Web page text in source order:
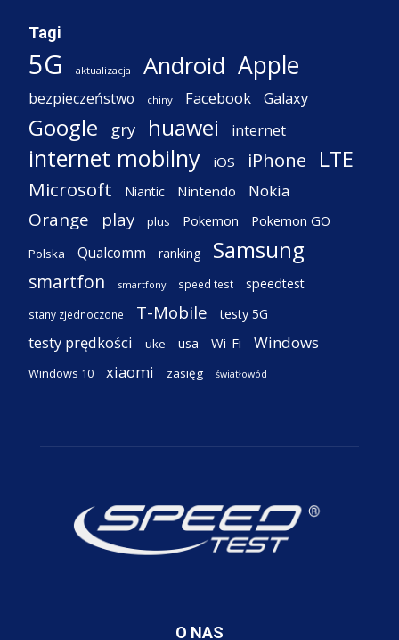
Tagi
5G aktualizacja Android Apple
bezpieczeństwo chiny Facebook Galaxy
Google gry huawei internet
internet mobilny iOS iPhone LTE
Microsoft Niantic Nintendo Nokia
Orange play plus Pokemon Pokemon GO
Polska Qualcomm ranking Samsung
smartfon smartfony speed test speedtest
stany zjednoczone T-Mobile testy 5G
testy prędkości uke usa Wi-Fi Windows
Windows 10 xiaomi zasięg światłowód
O NAS